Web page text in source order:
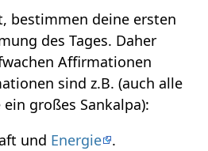
bestimmen deine ersten
des Tages. Daher
Affirmationen
sind z.B. (auch alle
großes Sankalpa):
und Energie .